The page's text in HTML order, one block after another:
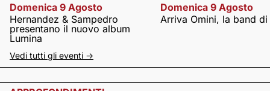
Domenica 9 Agosto
Hernandez & Sampedro
presentano il nuovo album
Lumina
Domenica 9 Agosto
Arriva Omini, la band
Vedi tutti gli eventi ->